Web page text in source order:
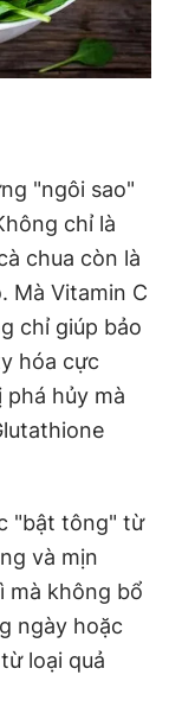
"ngôi sao"
chỉ là
chua còn là
Mà Vitamin C
chỉ giúp bảo
hóa cực
phá hủy mà
"bật tông" từ
và mịn
mà không bổ
ngày hoặc
loại quả